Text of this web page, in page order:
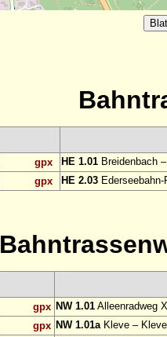
gpx HE 1.01 Breidenbach
gpx
HE 2.03
gpx NW 1.01 Alleenradweg
gpx NW 1.01aKleve –